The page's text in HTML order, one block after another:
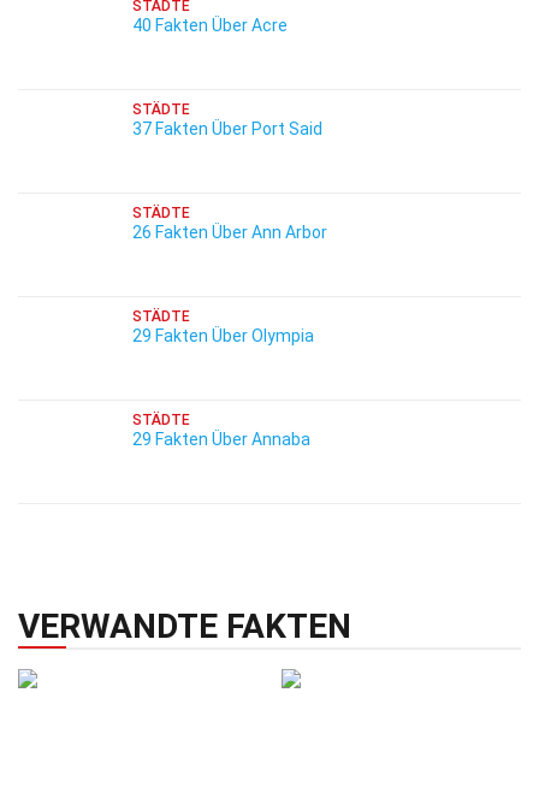
STÄDTE
40 Fakten Über Acre
STÄDTE
37 Fakten Über Port Said
STÄDTE
26 Fakten Über Ann Arbor
STÄDTE
29 Fakten Über Olympia
STÄDTE
29 Fakten Über Annaba
VERWANDTE FAKTEN